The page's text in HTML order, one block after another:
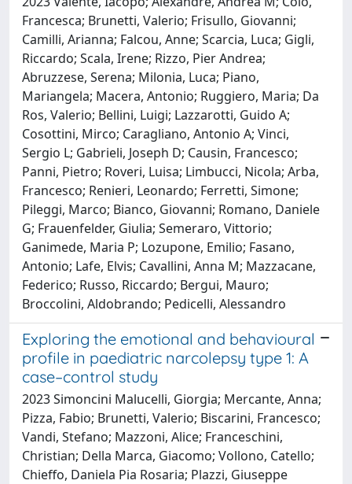
Francesca; Brunetti, Valerio; Frisullo, Giovanni;
Camilli, Arianna; Falcou, Anne; Scarcia, Luca; Gigli,
Riccardo; Scala, Irene; Rizzo, Pier Andrea;
Abruzzese, Serena; Milonia, Luca; Piano,
Mariangela; Macera, Antonio; Ruggiero, Maria; Da
Ros, Valerio; Bellini, Luigi; Lazzarotti, Guido A;
Cosottini, Mirco; Caragliano, Antonio A; Vinci,
Sergio L; Gabrieli, Joseph D; Causin, Francesco;
Panni, Pietro; Roveri, Luisa; Limbucci, Nicola; Arba,
Francesco; Renieri, Leonardo; Ferretti, Simone;
Pileggi, Marco; Bianco, Giovanni; Romano, Daniele
G; Frauenfelder, Giulia; Semeraro, Vittorio;
Ganimede, Maria P; Lozupone, Emilio; Fasano,
Antonio; Lafe, Elvis; Cavallini, Anna M; Mazzacane,
Federico; Russo, Riccardo; Bergui, Mauro;
Broccolini, Aldobrando; Pedicelli, Alessandro
Exploring the emotional and behavioural
profile in paediatric narcolepsy type 1: A
case–control study
2023 Simoncini Malucelli, Giorgia; Mercante, Anna;
Pizza, Fabio; Brunetti, Valerio; Biscarini, Francesco;
Vandi, Stefano; Mazzoni, Alice; Franceschini,
Christian; Della Marca, Giacomo; Vollono, Catello;
Chieffo, Daniela Pia Rosaria; Plazzi, Giuseppe